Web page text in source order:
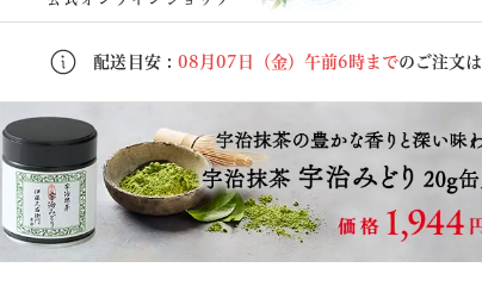
配送目安 : 08月07日（金）午前6時までのご注文は